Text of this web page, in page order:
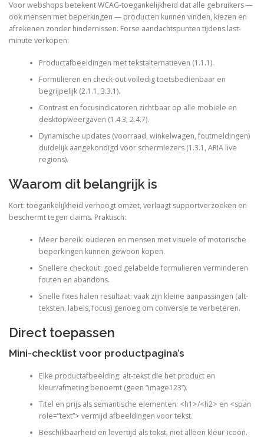
Voor webshops betekent WCAG-toegankelijkheid dat alle gebruikers —
ook mensen met beperkingen — producten kunnen vinden, kiezen en
afrekenen zonder hindernissen. Forse aandachtspunten tijdens last-
minute verkopen:
Productafbeeldingen met tekstalternatieven (1.1.1).
Formulieren en check-out volledig toetsbedienbaar en
begrijpelijk (2.1.1, 3.3.1).
Contrast en focusindicatoren zichtbaar op alle mobiele en
desktopweergaven (1.4.3, 2.4.7).
Dynamische updates (voorraad, winkelwagen, foutmeldingen)
duidelijk aangekondigd voor schermlezers (1.3.1, ARIA live
regions).
Waarom dit belangrijk is
Kort: toegankelijkheid verhoogt omzet, verlaagt supportverzoeken en
beschermt tegen claims. Praktisch:
Meer bereik: ouderen en mensen met visuele of motorische
beperkingen kunnen gewoon kopen.
Snellere checkout: goed gelabelde formulieren verminderen
fouten en abandons.
Snelle fixes halen resultaat: vaak zijn kleine aanpassingen (alt-
teksten, labels, focus) genoeg om conversie te verbeteren.
Direct toepassen
Mini-checklist voor productpagina’s
Elke productafbeelding: alt-tekst die het product en
kleur/afmeting benoemt (geen “image123”).
Titel en prijs als semantische elementen: <h1>/<h2> en <span
role=”text”> vermijd afbeeldingen voor tekst.
Beschikbaarheid en levertijd als tekst, niet alleen kleur-icoon.